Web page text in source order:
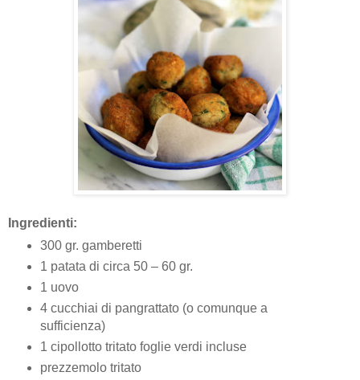
Ingredienti:
300 gr. gamberetti
1 patata di circa 50 – 60 gr.
1 uovo
4 cucchiai di pangrattato (o comunque a
sufficienza)
1 cipollotto tritato foglie verdi incluse
prezzemolo tritato